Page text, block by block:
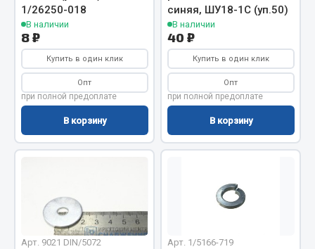
Гайки
Кольца стопорные
Пресс-масленки
Пробки
Хомуты
Показать ещё
Соединительные элементы
Camozzi
1/26250-018
В наличии
8 ₽
Купить в один клик
Опт
при полной предоплате
В корзину
синяя, ШУ18-1С (уп.50)
В наличии
40 ₽
Купить в один клик
Опт
при полной предоплате
В корзину
Арт. 9021 DIN/5072 Арт. 1/5166-719